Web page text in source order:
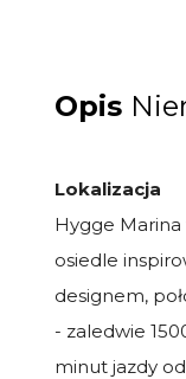
Opis
Lokalizacja
Hygge
osiedle
designem,
- zaledwie
minut jazdy